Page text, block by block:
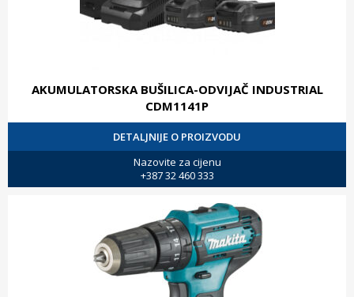
AKUMULATORSKA BUŠILICA-ODVIJAČ INDUSTRIAL
CDM1141P
DETALJNIJE O PROIZVODU
Nazovite za cijenu
+387 32 460 333